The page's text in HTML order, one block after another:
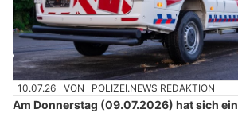
10.07.26 VON POLIZEI.NEWS REDAKTION
Am Donnerstag (09.07.2026) hat sich